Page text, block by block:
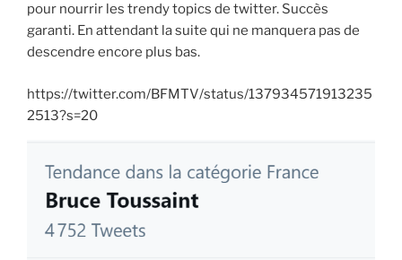
pour nourrir les trendy topics de twitter. Succès
garanti. En attendant la suite qui ne manquera pas de
descendre encore plus bas.
https://twitter.com/BFMTV/status/137934571913235
2513?s=20